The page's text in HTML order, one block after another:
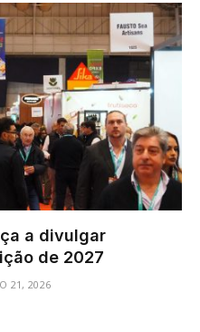
a divulgar
de 2027
21, 2026